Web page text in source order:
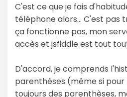
C'est ce que je fais
téléphone alors... C'est pas
ça fonctionne pas, mon
accès et jsfiddle est tout
D'accord, je comprends
parenthèses (même si
toujours des parenthèses,